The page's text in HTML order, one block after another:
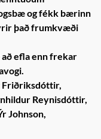
og fékk bærinn
það frumkvæði
efla enn frekar
Friðriksdóttir,
Reynisdóttir,
Johnson,